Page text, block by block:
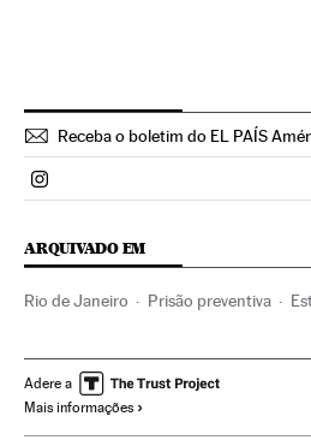
Receba o boletim do EL PAÍS
Politica El País Brasil en
ARQUIVADO EM
Rio de Janeiro Prisão preventiva
Protestos sociais Brasil
América do Sul
Adere a
Mais informações